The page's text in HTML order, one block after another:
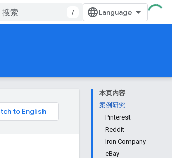
/
本页内容
案例研究
Pinterest
Reddit
Iron Company
eBay